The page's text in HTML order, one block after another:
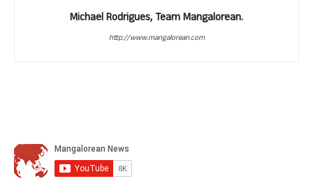
Michael Rodrigues, Team Mangalorean.
http://www.mangalorean.com